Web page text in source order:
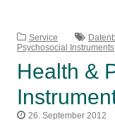
Service
Psychosocial Instruments
Health &
26. September 2012